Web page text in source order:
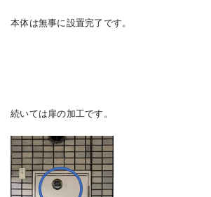
本体は無事に設置完了です。
続いては扉の加工です。